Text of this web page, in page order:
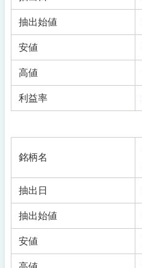
抽出始値
安値
高値
利益率
銘柄名
抽出日
抽出始値
安値
高値